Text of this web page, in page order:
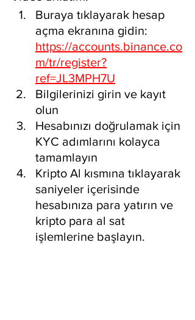
Buraya tıklayarak hesap
açma ekranına gidin:
https://accounts.binance.co
m/tr/register?
ref=JL3MPH7U
Bilgilerinizi girin ve kayıt
olun
Hesabınızı doğrulamak için
KYC adımlarını kolayca
tamamlayın
Kripto Al kısmına tıklayarak
saniyeler içerisinde
hesabınıza para yatırın ve
kripto para al sat
işlemlerine başlayın.